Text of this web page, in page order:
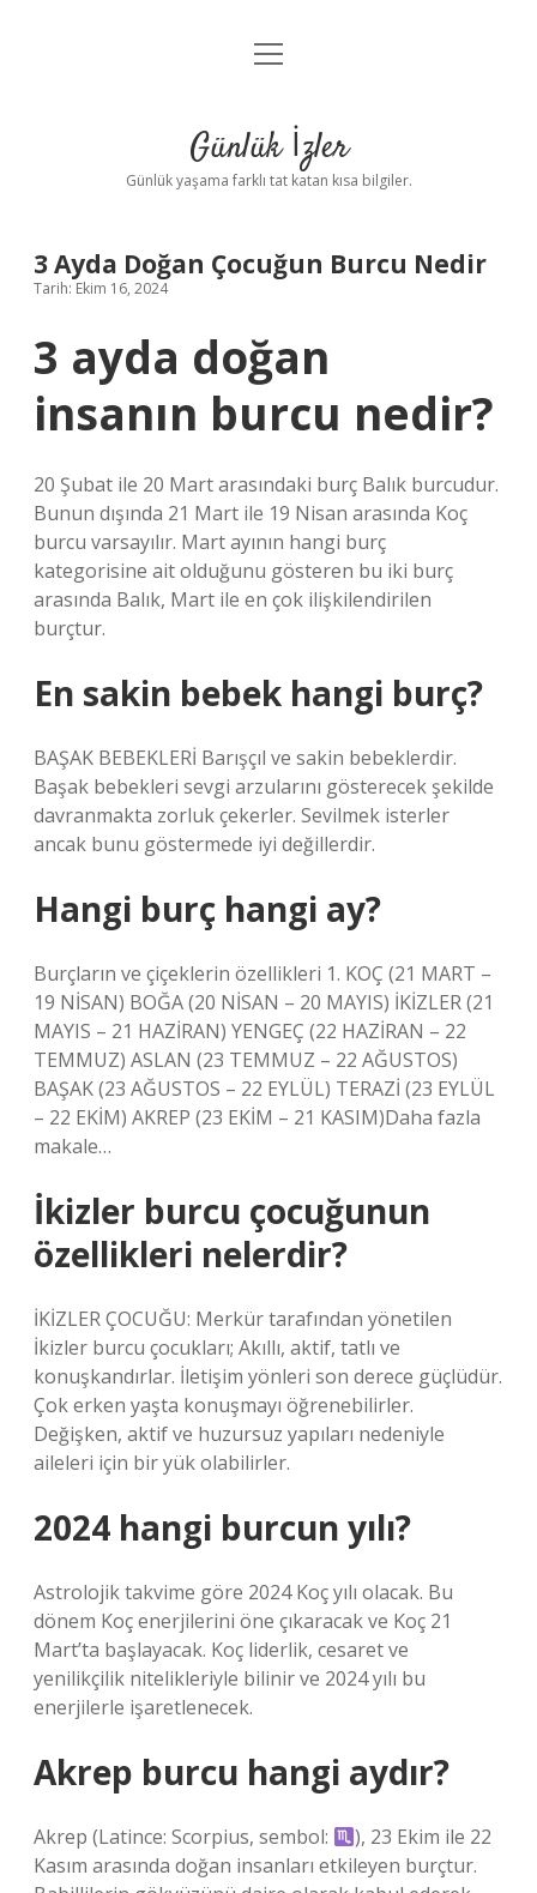
Anasayfa
Yasal Uyarı
menüyü
Günlük İzler
Günlük yaşama farklı tat katan kısa bilgiler.
3 Ayda Doğan Çocuğun Burcu Nedir
Tarih: Ekim 16, 2024
3 ayda doğan
insanın burcu nedir?
20 Şubat ile 20 Mart arasındaki burç Balık burcudur.
Bunun dışında 21 Mart ile 19 Nisan arasında Koç
burcu varsayılır. Mart ayının hangi burç
kategorisine ait olduğunu gösteren bu iki burç
arasında Balık, Mart ile en çok ilişkilendirilen
burçtur.
En sakin bebek hangi burç?
BAŞAK BEBEKLERİ Barışçıl ve sakin bebeklerdir.
Başak bebekleri sevgi arzularını gösterecek şekilde
davranmakta zorluk çekerler. Sevilmek isterler
ancak bunu göstermede iyi değillerdir.
Hangi burç hangi ay?
Burçların ve çiçeklerin özellikleri 1. KOÇ (21 MART –
19 NİSAN) BOĞA (20 NİSAN – 20 MAYIS) İKİZLER (21
MAYIS – 21 HAZİRAN) YENGEÇ (22 HAZİRAN – 22
TEMMUZ) ASLAN (23 TEMMUZ – 22 AĞUSTOS)
BAŞAK (23 AĞUSTOS – 22 EYLÜL) TERAZİ (23 EYLÜL
– 22 EKİM) AKREP (23 EKİM – 21 KASIM)Daha fazla
makale…
İkizler burcu çocuğunun
özellikleri nelerdir?
İKİZLER ÇOCUĞU: Merkür tarafından yönetilen
İkizler burcu çocukları; Akıllı, aktif, tatlı ve
konuşkandırlar. İletişim yönleri son derece güçlüdür.
Çok erken yaşta konuşmayı öğrenebilirler.
Değişken, aktif ve huzursuz yapıları nedeniyle
aileleri için bir yük olabilirler.
2024 hangi burcun yılı?
Astrolojik takvime göre 2024 Koç yılı olacak. Bu
dönem Koç enerjilerini öne çıkaracak ve Koç 21
Mart’ta başlayacak. Koç liderlik, cesaret ve
yenilikçilik nitelikleriyle bilinir ve 2024 yılı bu
enerjilerle işaretlenecek.
Akrep burcu hangi aydır?
Akrep (Latince: Scorpius, sembol:
), 23 Ekim ile 22
Kasım arasında doğan insanları etkileyen burçtur.